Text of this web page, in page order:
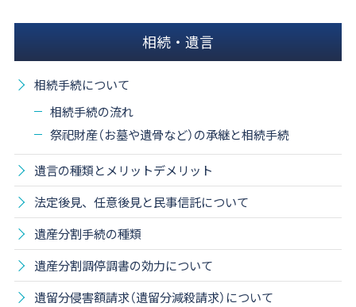
相続・遺言
相続手続について
相続手続の流れ
祭祀財産（お墓や遺骨など）の承継と相続手続
遺言の種類とメリットデメリット
法定後見、任意後見と民事信託について
遺産分割手続の種類
遺産分割調停調書の効力について
遺留分侵害額請求（遺留分減殺請求）について